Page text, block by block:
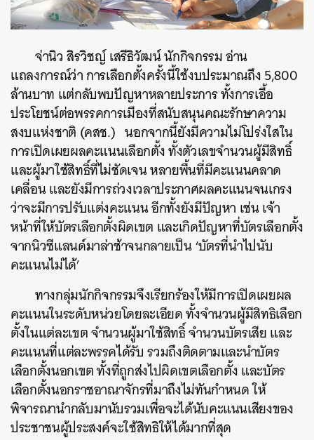
จ่านิว สิรวิชญ์ เสรีธิวัฒน์ นักกิจกรรม อ่าน
แถลงการณ์ว่า การเลือกตั้งครั้งนี้ใช้งบประมาณถึง 5,800
ล้านบาท แต่กลับพบปัญหาหลายประการ ทั้งการเอื้อ
ประโยชน์ต่อพรรคการเมืองที่สนับสนุนคณะรักษาความ
สงบแห่งชาติ (คสช.) นอกจากนี้ยังมีความไม่โปร่งใสใน
การเปิดเผยผลคะแนนเลือกตั้ง ทั้งตัวเลขจำนวนผู้มีสิทธิ์
และผู้มาใช้สิทธิ์ที่ไม่ชัดเจน หลายพื้นที่มีคะแนนคลาด
เคลื่อน และยังมีการถ่วงเวลาประกาศผลคะแนนจนเกรง
ว่าจะมีการปรับแต่งคะแนน อีกทั้งยังมีปัญหา เช่น เจ้า
หน้าที่ให้บัตรเลือกตั้งผิดเขต และเกิดปัญหาที่บัตรเลือกตั้ง
จากนิวซีแลนด์มาล่าช้าจนกลายเป็น ‘บัตรที่นำไปนับ
คะแนนไม่ได้’
ทางกลุ่มนักกิจกรรมจึงเรียกร้องให้มีการเปิดเผยผล
คะแนนในระดับหน่วยโดยละเอียด ทั้งจำนวนผู้มีสิทธิเลือก
ตั้งในแต่ละเขต จำนวนผู้มาใช้สิทธิ์ จำนวนบัตรเสีย และ
คะแนนที่แต่ละพรรคได้รับ รวมถึงติดตามและนำบัตร
เลือกตั้งนอกเขต ทั้งที่ถูกส่งไปผิดเขตเลือกตั้ง และบัตร
เลือกตั้งนอกราชอาณาจักรที่มาถึงไม่ทันกำหนด ให้
พิจารณานำกลับมานับรวมเพื่อจะได้นับคะแนนเสียงของ
ประชาชนผู้ประสงค์จะใช้สิทธิให้ได้มากที่สุด